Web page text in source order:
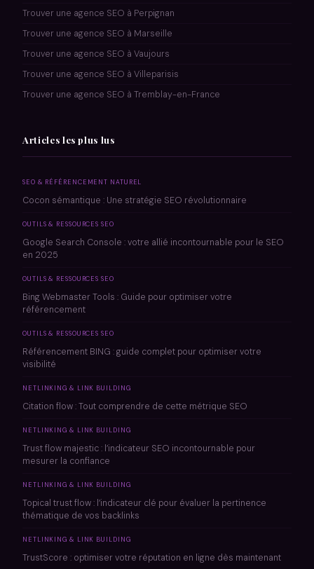
Trouver une agence SEO à Perpignan
Trouver une agence SEO à Marseille
Trouver une agence SEO à Vaujours
Trouver une agence SEO à Villeparisis
Trouver une agence SEO à Tremblay-en-France
Articles les plus lus
SEO & RÉFÉRENCEMENT NATUREL
Cocon sémantique : Une stratégie SEO révolutionnaire
OUTILS & RESSOURCES SEO
Google Search Console : votre allié incontournable pour le SEO
en 2025
OUTILS & RESSOURCES SEO
Bing Webmaster Tools : Guide pour optimiser votre
référencement
OUTILS & RESSOURCES SEO
Référencement BING : guide complet pour optimiser votre
visibilité
NETLINKING & LINK BUILDING
Citation flow : Tout comprendre de cette métrique SEO
NETLINKING & LINK BUILDING
Trust flow majestic : l’indicateur SEO incontournable pour
mesurer la confiance
NETLINKING & LINK BUILDING
Topical trust flow : l’indicateur clé pour évaluer la pertinence
thématique de vos backlinks
NETLINKING & LINK BUILDING
TrustScore : optimiser votre réputation en ligne dès maintenant